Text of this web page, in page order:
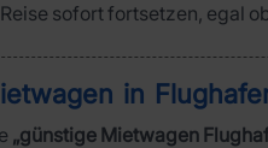
sofort fortsetzen, egal
in
„günstige Mietwagen